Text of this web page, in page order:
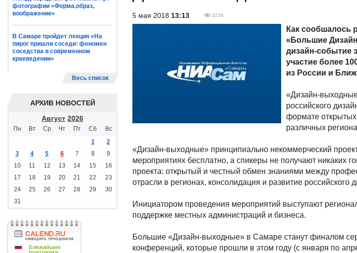
фотографии «Форма,образ,
воображение»
В Самаре пройдет лекция «На
пирог пришли соседи: феномен
соседства в современном
краеведении»
Весь список
АРХИВ НОВОСТЕЙ
Август 2026
Пн Вт Ср Чт Пт Сб
Вс
1
2
3
4 5 6 7 8
9
10
11 12 13 14 15
16
17
18 19 20 21 22
23
24
25 26 27 28 29
30
31
5 мая 2018 13:13 3236
Как сообшалось
«Большие
дизайн-событие
участие более
из России и
«Дизайн-
российского
формате
различных
«Дизайн-выходные» принципиально некоммерческий
мероприятиях бесплатно, а спикеры не получают никаких
проекта: открытый и честный обмен знаниями между
отрасли в регионах, консолидация и развитие российского
Инициатором проведения мероприятий выступают
поддержке местных администраций и бизнеса.
Большие «Дизайн-выходные» в Самаре станут финалом
конференций, которые прошли в этом году (с января по